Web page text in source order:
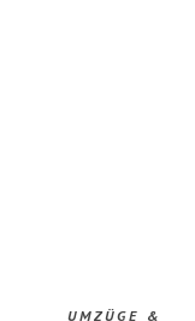
UMZÜGE &